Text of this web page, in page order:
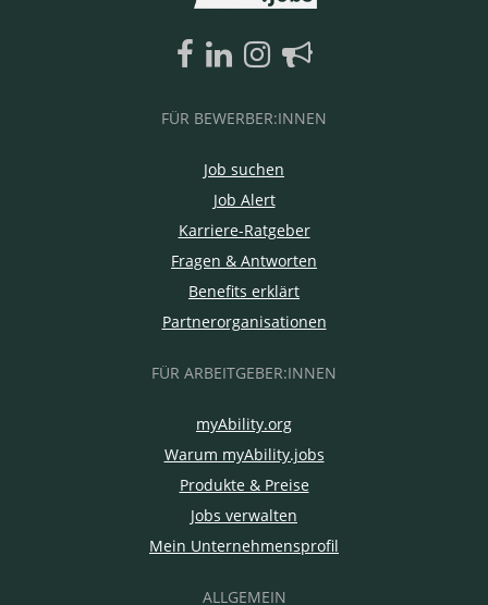
FÜR BEWERBER:INNEN
Job suchen
Job Alert
Karriere-Ratgeber
Fragen & Antworten
Benefits erklärt
Partnerorganisationen
FÜR ARBEITGEBER:INNEN
myAbility.org
Warum myAbility.jobs
Produkte & Preise
Jobs verwalten
Mein Unternehmensprofil
ALLGEMEIN